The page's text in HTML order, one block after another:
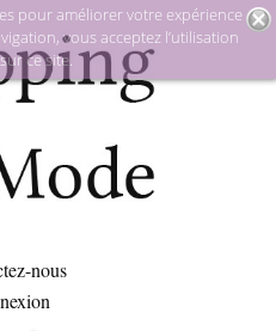
nous
pour améliorer votre expérience
vous acceptez l’utilisation
ce site.